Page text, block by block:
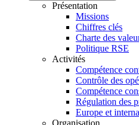
Présentation
Missions
Chiffres clés
Charte des
Politique RSE
Activités
Compétence
Contrôle des
Compétence
Régulation des
Europe et
Organisation